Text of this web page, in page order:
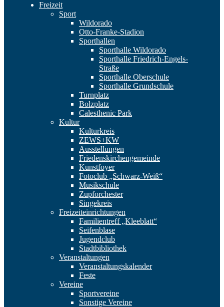
Freizeit
Sport
Wildorado
Otto-Franke-Stadion
Sporthallen
Sporthalle Wildorado
Sporthalle Friedrich-Engels-
Straße
Sporthalle Oberschule
Sporthalle Grundschule
Turnplatz
Bolzplatz
Calesthenic Park
Kultur
Kulturkreis
ZEWS+KW
Ausstellungen
Friedenskirchengemeinde
Kunstfoyer
Fotoclub „Schwarz-Weiß“
Musikschule
Zupforchester
Singekreis
Freizeiteinrichtungen
Familientreff „Kleeblatt“
Seifenblase
Jugendclub
Stadtbibliothek
Veranstaltungen
Veranstaltungskalender
Feste
Vereine
Sportvereine
Sonstige Vereine